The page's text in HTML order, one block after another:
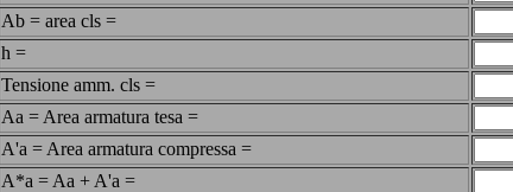
Ab = area cls =
h =
Tensione amm. cls =
Aa = Area armatura tesa =
A'a = Area armatura compressa =
A*a = Aa + A'a =